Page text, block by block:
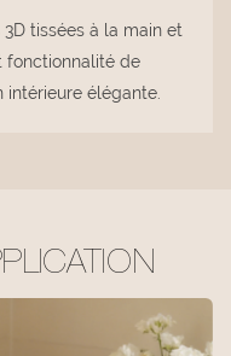
tissées à la main et
fonctionnalité de
élégante.